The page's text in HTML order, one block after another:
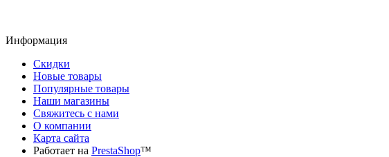
Информация
Скидки
Новые товары
Популярные товары
Наши магазины
Свяжитесь с нами
О компании
Карта сайта
Работает на PrestaShop™